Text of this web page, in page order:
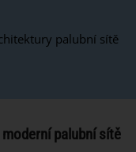
palubní sítě
palubní sítě